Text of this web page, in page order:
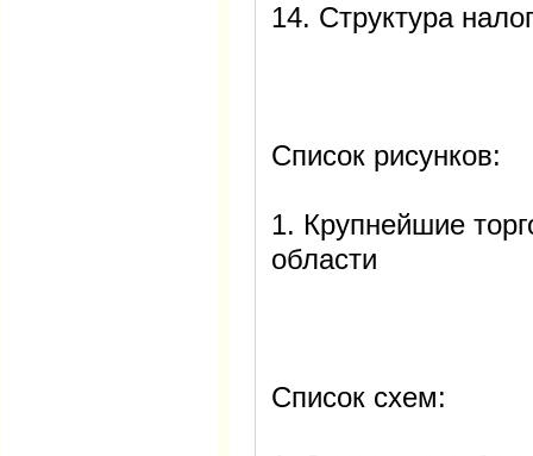
14. Структура
Список рисунков:
1. Крупнейшие
области
Список схем: